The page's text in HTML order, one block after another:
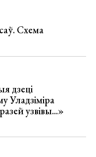
Схема
дзеці
Уладзіміра
узвівы...»